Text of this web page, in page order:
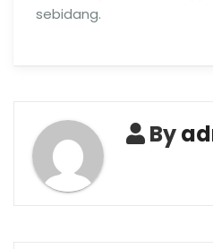
sebidang.
By